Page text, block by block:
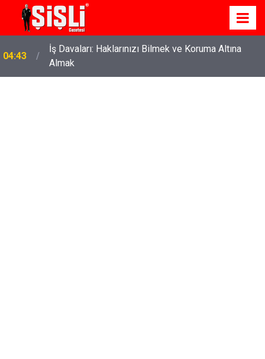
04:43
İş Davaları: Haklarınızı Bilmek ve Koruma Altına
Almak